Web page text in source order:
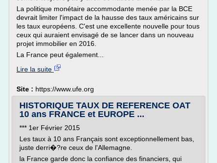
La politique monétaire accommodante menée par la BCE
devrait limiter l'impact de la hausse des taux américains sur
les taux européens. C'est une excellente nouvelle pour tous
ceux qui auraient envisagé de se lancer dans un nouveau
projet immobilier en 2016.
La France peut également...
Lire la suite
Site : https://www.ufe.org
HISTORIQUE TAUX DE REFERENCE OAT
10 ans FRANCE et EUROPE ...
*** 1er Février 2015
Les taux à 10 ans Français sont exceptionnellement bas,
juste derri�?re ceux de l'Allemagne.
la France garde donc la confiance des financiers, qui